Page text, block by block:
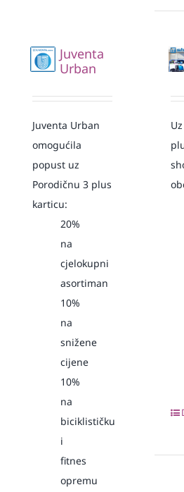
Juventa
Urban
Juventa Urban
omogućila
popust uz
Porodičnu 3 plus
karticu:
20%
na
cjelokupni
asortiman
10%
na
snižene
cijene
10%
na
biciklističku
i
fitnes
opremu